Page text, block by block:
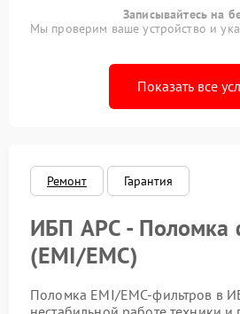
Записывайтесь на
Мы проверим ваше устройство и
Показать все
Ремонт Гарантия
ИБП APC - Поломка
(EMI/EMC)
Поломка EMI/EMC-фильтров в